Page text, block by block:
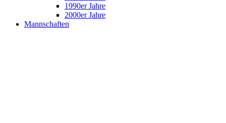
1990er Jahre
2000er Jahre
Mannschaften